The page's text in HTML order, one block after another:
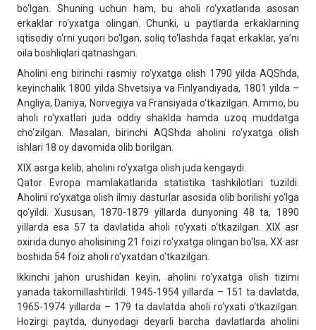
bo‘lgan. Shuning uchun ham, bu aholi ro‘yxatlarida asosan
erkaklar ro‘yxatga olingan. Chunki, u paytlarda erkaklarning
iqtisodiy o‘rni yuqori bo‘lgan, soliq to‘lashda faqat erkaklar, ya’ni
oila boshliqlari qatnashgan.
Aholini eng birinchi rasmiy ro‘yxatga olish 1790 yilda AQShda,
keyinchalik 1800 yilda Shvetsiya va Finlyandiyada, 1801 yilda –
Angliya, Daniya, Norvegiya va Fransiyada o‘tkazilgan. Ammo, bu
aholi ro‘yxatlari juda oddiy shaklda hamda uzoq muddatga
cho‘zilgan. Masalan, birinchi AQShda aholini ro‘yxatga olish
ishlari 18 oy davomida olib borilgan.
XIX asrga kelib, aholini ro‘yxatga olish juda kengaydi.
Qator Evropa mamlakatlarida statistika tashkilotlari tuzildi.
Aholini ro‘yxatga olish ilmiy dasturlar asosida olib borilishi yo‘lga
qo‘yildi. Xususan, 1870-1879 yillarda dunyoning 48 ta, 1890
yillarda esa 57 ta davlatida aholi ro‘yxati o‘tkazilgan. XIX asr
oxirida dunyo aholisining 21 foizi ro‘yxatga olingan bo‘lsa, XX asr
boshida 54 foiz aholi ro‘yxatdan o‘tkazilgan.
Ikkinchi jahon urushidan keyin, aholini ro‘yxatga olish tizimi
yanada takomillashtirildi. 1945-1954 yillarda – 151 ta davlatda,
1965-1974 yillarda – 179 ta davlatda aholi ro‘yxati o‘tkazilgan.
Hozirgi paytda, dunyodagi deyarli barcha davlatlarda aholini